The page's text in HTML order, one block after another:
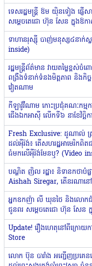
ទេសរដ្ឋមន្ត្រី ឱម យ៉ិនទៀង ផ្ញើ
សម្ដេចតេជោ ហ៊ុន សែន ក្នុងឱក
ទាហានរុស្ស៉ី បាញ់មនុស្ស៤នាក់
inside)
រដ្ឋមន្ត្រីព័ត៌មាន វាយតម្លៃខ្ពស់
ពង្រឹងទំនាក់ទំនងមិត្តភាព និងកិច្
វៀតណាម
កីឡាវ៉ូវីណាម កោះប្រជុំគណៈកម្មការ
ជើងឯកអាស៊ី លើកទី៦ នាខែវិច្ឆិកា
Fresh Exclusive: ដូណាល់ ត្
ដល់អ៉ីរ៉ង់៖ តើសហរដ្ឋអាមេរិកពិត
ធំមកលើអ៉ីរ៉ង់មែនឬ? (Video
បណ្ឌិត ញិល រដ្ឋា៖ និទានកថាបំ
Aishah Siregar, តើនរណាន
អ្នកឧកញ៉ា លី ឃុនថៃ និងលោកជំទ
ជូនពរ សម្ដេចតេជោ ហ៊ុន សែន ក្
Update! រឿងហេតុនៅពីក្រោយ
Store
លោក ប៊ុន បារាំង អញ្ជើញប្រគេន